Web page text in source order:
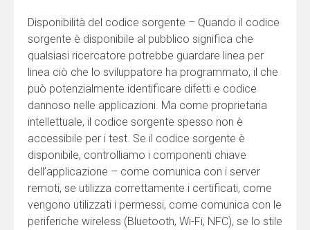
Disponibilità del codice sorgente – Quando il codice
sorgente è disponibile al pubblico significa che
qualsiasi ricercatore potrebbe guardare linea per
linea ciò che lo sviluppatore ha programmato, il che
può potenzialmente identificare difetti e codice
dannoso nelle applicazioni. Ma come proprietaria
intellettuale, il codice sorgente spesso non è
accessibile per i test. Se il codice sorgente è
disponibile, controlliamo i componenti chiave
dell’applicazione – come comunica con i server
remoti, se utilizza correttamente i certificati, come
vengono utilizzati i permessi, come comunica con le
periferiche wireless (Bluetooth, Wi-Fi, NFC), se lo stile